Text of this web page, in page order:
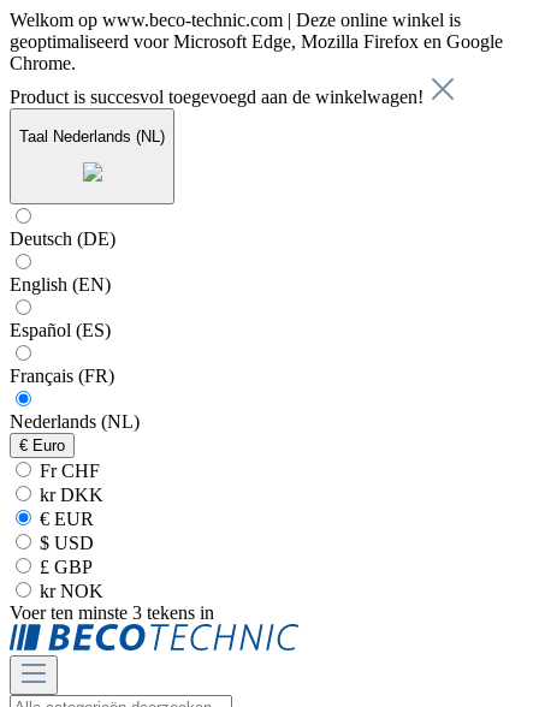
Welkom op www.beco-technic.com | Deze online winkel is
geoptimaliseerd voor Microsoft Edge, Mozilla Firefox en Google
Chrome.
Product is succesvol toegevoegd aan de winkelwagen!
Taal Nederlands (NL)
Deutsch (DE)
English (EN)
Español (ES)
Français (FR)
Nederlands (NL)
€ Euro
Fr CHF
kr DKK
€ EUR
$ USD
£ GBP
kr NOK
Voer ten minste 3 tekens in